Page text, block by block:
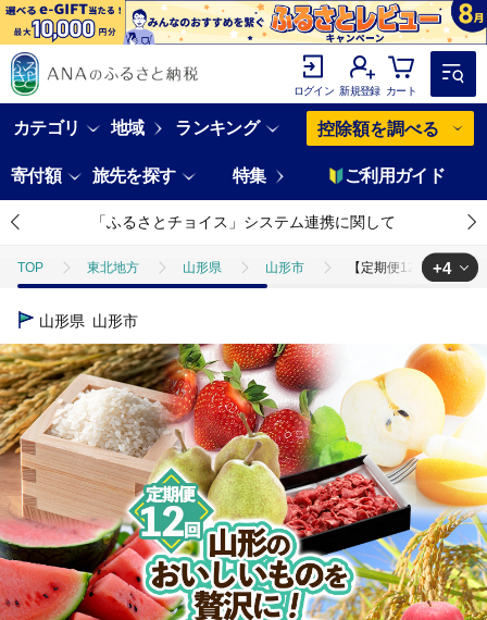
ログイン 新規登録 カート
カテゴリ 地域 ランキング 控除額を調べる
寄付額 旅先を探す 特集 ご利用ガイド
「ふるさとチョイス」システム連携に関して
TOP 東北地方 山形県 山形市 【定期便12回】山形
TOP
TOP フルーツ もも 【定期便12回】山形のおいしいものを
TOP フルーツ さくらんぼ 【定期便12回】山形のおいしい
TOP フルーツ ほかのフルーツ 【定期便12回】山形のおい
+4
山形県 山形市